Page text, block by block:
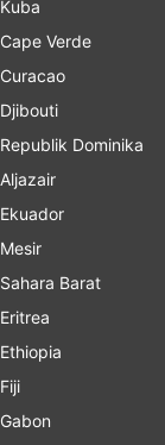
Kuba
Cape Verde
Curacao
Djibouti
Republik Dominika
Aljazair
Ekuador
Mesir
Sahara Barat
Eritrea
Ethiopia
Fiji
Gabon